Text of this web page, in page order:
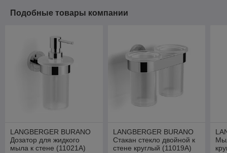
Подобные товары компании
LANGBERGER BURANO
Дозатор для жидкого
мыла к стене (11021A)
LANGBERGER BURANO
Стакан стекло двойной к
стене круглый (11019A)